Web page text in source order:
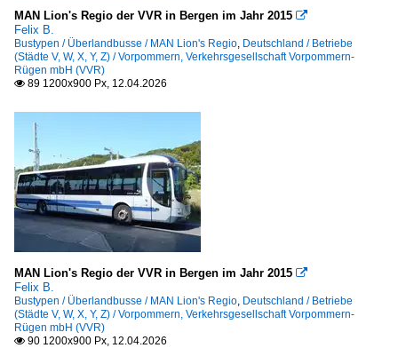
VDL Citea
Volvo V7700
Überlandbusse
MAN Lions City LE Ü
MAN Niederflurbus 3. Generation (Lion's City Ü/TÜ)
Mercedes-Benz O 530 Citaro Ü II (Facelift)
Mercedes-Benz O 530 Citaro Ü III (2.Generation)
Neoplan Euroliner
Setra S 300er-Serie
MAN Lion's Regio der VVR in Bergen im Jahr 2015 
Felix B.
Bustypen / Überlandbusse / MAN Lion's Regio, Deutschland / Betriebe
(Städte V, W, X, Y, Z) / Vorpommern, Verkehrsgesellschaft Vorpommern-
Rügen mbH (VVR)
 89 1200x900 Px, 12.04.2026
MAN Lion's Regio der VVR in Bergen im Jahr 2015 
Felix B.
Bustypen / Überlandbusse / MAN Lion's Regio, Deutschland / Betriebe
(Städte V, W, X, Y, Z) / Vorpommern, Verkehrsgesellschaft Vorpommern-
Rügen mbH (VVR)
 90 1200x900 Px, 12.04.2026